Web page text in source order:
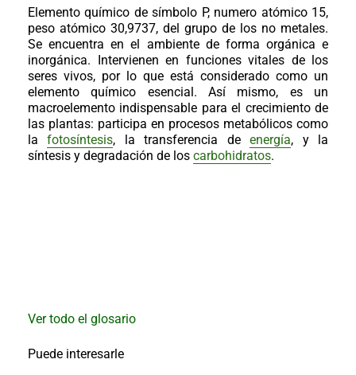
Planes
Glosario
Agroshow
Regístrate
suscríbete
al
boletín
Contáctenos
Acuicultura
Hidroponía
Elemento químico de símbolo P, numero atómico 15,
peso atómico 30,9737, del grupo de los no metales.
Se encuentra en el ambiente de forma orgánica e
inorgánica. Intervienen en funciones vitales de los
seres vivos, por lo que está considerado como un
elemento químico esencial. Así mismo, es un
macroelemento indispensable para el crecimiento de
las plantas: participa en procesos metabólicos como
lafotosíntesis, la transferencia deenergía, y la
síntesis y degradación de los carbohidratos.
Ver todo el glosario
Puede interesarle